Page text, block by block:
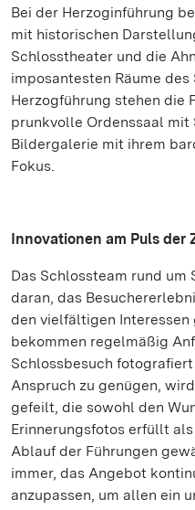
Bei der Herzoginführung
mit historischen
Schlosstheater und die
imposantesten Räume
Herzogführung stehen die
prunkvolle Ordenssaal mit
Bildergalerie mit ihrem
Fokus.
Innovationen am Puls der
Das Schlossteam rund
daran, das
den vielfältigen Interessen
bekommen regelmäßig
Schlossbesuch
Anspruch zu genügen,
gefeilt, die sowohl den
Erinnerungsfotos erfüllt
Ablauf der Führungen
immer, das Angebot
anzupassen, um allen ein